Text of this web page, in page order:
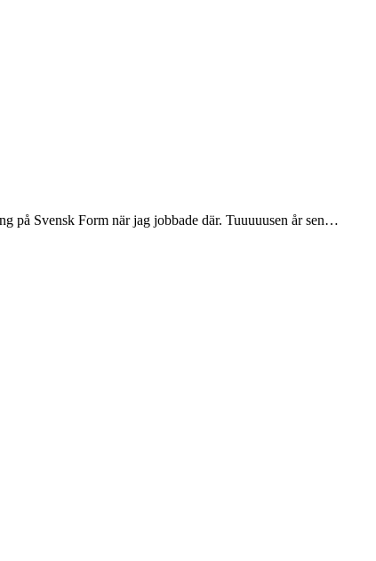
på Svensk Form när jag jobbade där. Tuuuuusen år sen…